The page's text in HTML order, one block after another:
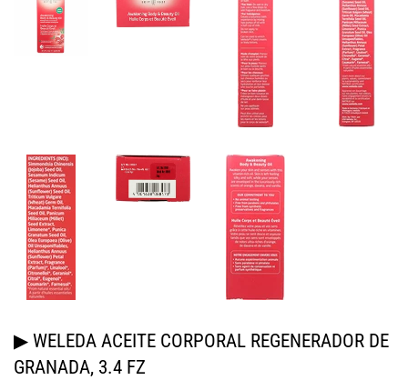
▶ WELEDA ACEITE CORPORAL REGENERADOR DE
GRANADA, 3.4 FZ